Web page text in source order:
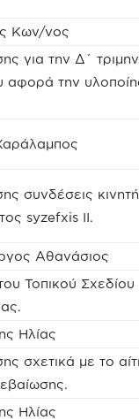
Κων/νος
για την Δ΄
αφορά την
συνδέσεις
syzefxis II.
Αθανάσιος
Τοπικού
Ηλίας
σχετικά με το
Ηλίας